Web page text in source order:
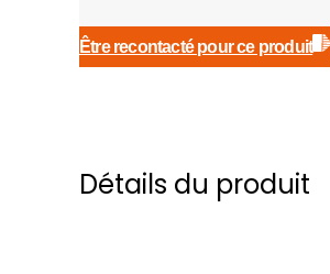
Être recontacté pour ce produit
Détails du produit